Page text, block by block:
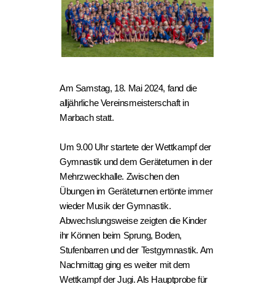
Am Samstag, 18. Mai 2024, fand die
alljährliche Vereinsmeisterschaft in
Marbach statt.
Um 9.00 Uhr startete der Wettkampf der
Gymnastik und dem Geräteturnen in der
Mehrzweckhalle. Zwischen den
Übungen im Geräteturnen ertönte immer
wieder Musik der Gymnastik.
Abwechslungsweise zeigten die Kinder
ihr Können beim Sprung, Boden,
Stufenbarren und der Testgymnastik. Am
Nachmittag ging es weiter mit dem
Wettkampf der Jugi. Als Hauptprobe für